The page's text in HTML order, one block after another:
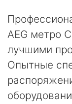
AEG метро
лучшими
Опытные